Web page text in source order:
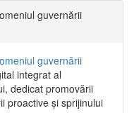
guvernării
guvernării
integrat al
dedicat promovării
proactive și sprijinului